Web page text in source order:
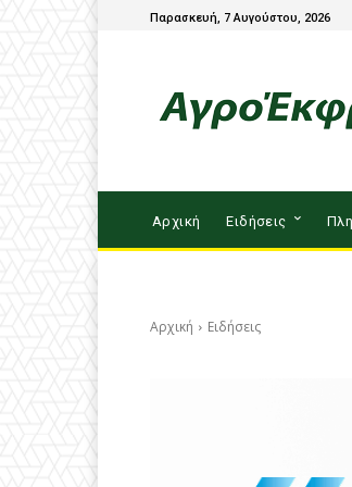
Παρασκευή, 7 Αυγούστου, 2026
Αρχική Ειδήσεις
Αρχική Ειδήσεις